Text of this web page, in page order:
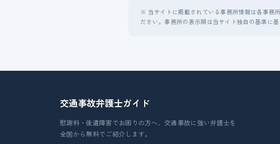
※ 当サイトに掲載されている事務所情報は各事務
ださい。事務所の表示順は当サイト独自の基準に基
交通事故弁護士ガイド
慰謝料・後遺障害でお困りの方へ、交通事故に強い弁護士を
全国から無料でご紹介します。